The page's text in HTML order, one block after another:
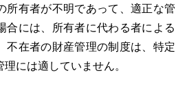
所有者が不明であって、適正な管
合には、所有者に代わる者による
不在者の財産管理の制度は、特定
には適していません。